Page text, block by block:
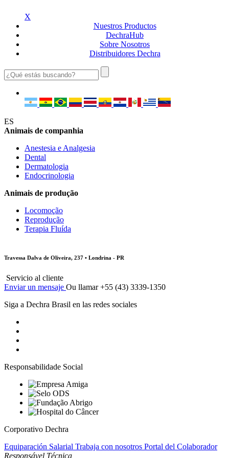
X
Nuestros Productos
DechraHub
Sobre Nosotros
Distribuidores Dechra
ES
Animais de companhia
Anestesia e Analgesia
Dental
Dermatologia
Endocrinologia
Animais de produção
Locomoção
Reprodução
Terapia Fluída
Travessa Dalva de Oliveira, 237 • Londrina - PR
Servicio al cliente
Enviar un mensaje Ou llamar +55 (43) 3339-1350
Siga a Dechra Brasil en las redes sociales
Responsabilidade Social
Corporativo Dechra
Equiparación Salarial Trabaja con nosotros Portal del Colaborador
Responsável Técnica